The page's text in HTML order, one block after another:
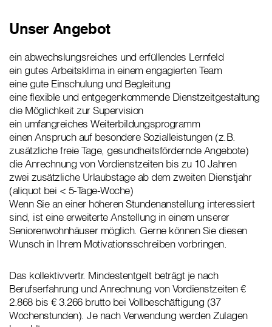
Unser Angebot
ein abwechslungsreiches und erfüllendes Lernfeld
ein gutes Arbeitsklima in einem engagierten Team
eine gute Einschulung und Begleitung
eine flexible und entgegenkommende Dienstzeitgestaltung
die Möglichkeit zur Supervision
ein umfangreiches Weiterbildungsprogramm
einen Anspruch auf besondere Sozialleistungen (z.B.
zusätzliche freie Tage, gesundheitsfördernde Angebote)
die Anrechnung von Vordienstzeiten bis zu 10 Jahren
zwei zusätzliche Urlaubstage ab dem zweiten Dienstjahr
(aliquot bei < 5-Tage-Woche)
Wenn Sie an einer höheren Stundenanstellung interessiert
sind, ist eine erweiterte Anstellung in einem unserer
Seniorenwohnhäuser möglich. Gerne können Sie diesen
Wunsch in Ihrem Motivationsschreiben vorbringen.
Das kollektivvertr. Mindestentgelt beträgt je nach
Berufserfahrung und Anrechnung von Vordienstzeiten €
2.868 bis € 3.266 brutto bei Vollbeschäftigung (37
Wochenstunden). Je nach Verwendung werden Zulagen